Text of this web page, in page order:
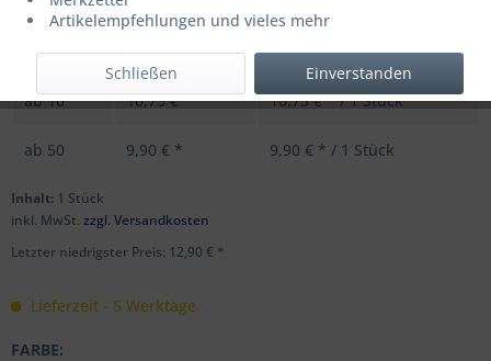
Menge
Stückpreis
Grundpreis
bis9 12,90 € * 12,90 € * / 1 Stück
ab10 10,75 € * 10,75 € * / 1 Stück
ab 50 9,90 € * 9,90 € * / 1 Stück
Inhalt: 1 Stück
inkl. MwSt. zzgl. Versandkosten
Letzter niedrigster Preis: 12,90 € *
Lieferzeit - 5 Werktage
FARBE:
Artikelempfehlungen und vieles mehr
Einverstanden
Schließen